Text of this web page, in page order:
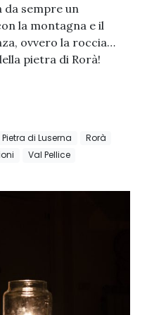
da sempre un
la montagna e il
ovvero la roccia…
pietra di Rorà!
Pietra di Luserna
Rorà
Val Pellice